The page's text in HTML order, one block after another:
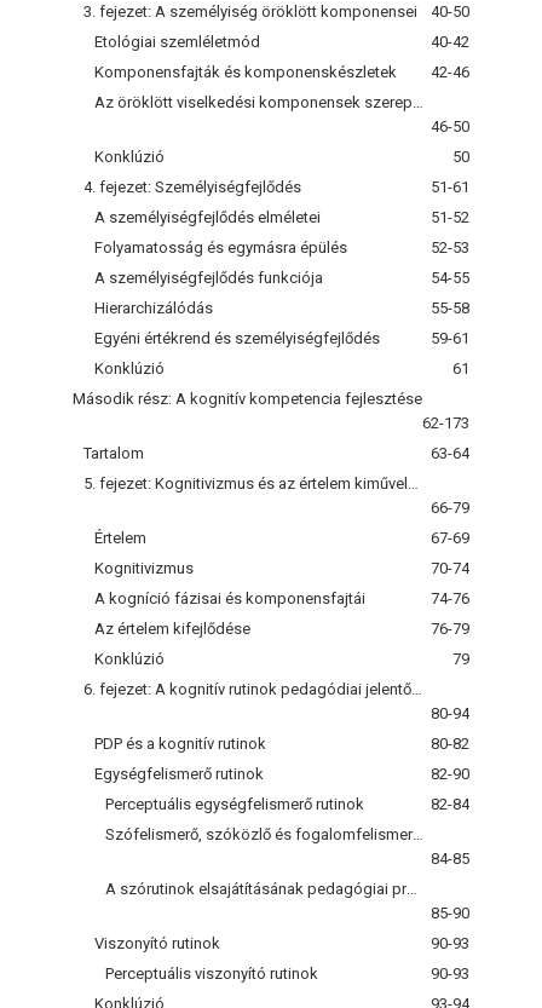
3. fejezet: A személyiség öröklött komponensei
40-50
Etológiai szemléletmód
40-42
Komponensfajták és komponenskészletek
42-46
46-50
Konklúzió
50
4. fejezet: Személyiségfejlődés
51-61
A személyiségfejlődés elméletei
51-52
Folyamatosság és egymásra épülés
52-53
A személyiségfejlődés funkciója
54-55
Hierarchizálódás
55-58
Egyéni értékrend és személyiségfejlődés
59-61
Konklúzió
61
Második rész: A kognitív kompetencia fejlesztése
62-173
Tartalom
63-64
66-79
Értelem
67-69
Kognitivizmus
70-74
A kogníció fázisai és komponensfajtái
74-76
Az értelem kifejlődése
76-79
Konklúzió
79
80-94
PDP és a kognitív rutinok
80-82
Egységfelismerő rutinok
82-90
Perceptuális egységfelismerő rutinok
82-84
Szófelismerő, szóközlő és fogalomfelismerő rutinok
84-85
A szórutinok elsajátításának pedagógiai problémai
85-90
Viszonyító rutinok
90-93
Perceptuális viszonyító rutinok
90-93
Konklúzió
93-94